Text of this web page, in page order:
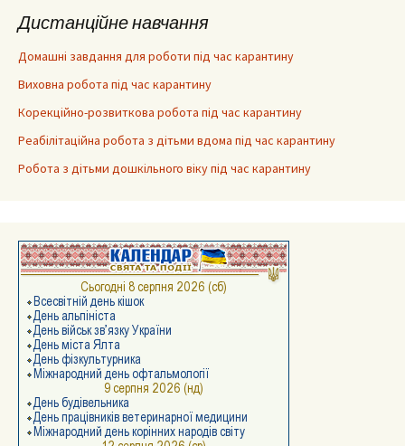
Дистанційне навчання
Домашні завдання для роботи під час карантину
Виховна робота під час карантину
Корекційно-розвиткова робота під час карантину
Реабілітаційна робота з дітьми вдома під час карантину
Робота з дітьми дошкільного віку під час карантину